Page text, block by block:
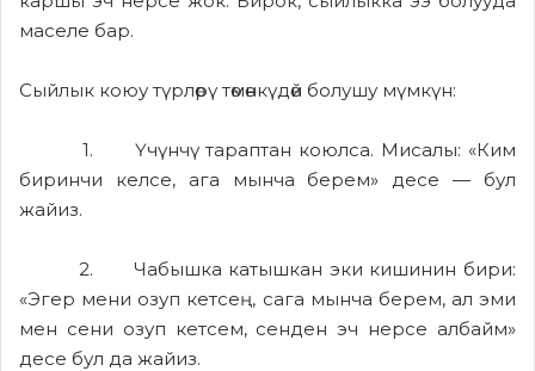
маселе бар.
Сыйлык коюу түрлөрү төмөнкүдөй болушу мүмкүн:
1. Үчүнчү тараптан коюлса. Мисалы: «Ким
биринчи келсе, ага мынча берем» десе — бул
жайиз.
2. Чабышка катышкан эки кишинин бири:
«Эгер мени озуп кетсең, сага мынча берем, ал эми
мен сени озуп кетсем, сенден эч нерсе албайм»
десе бул да жайиз.